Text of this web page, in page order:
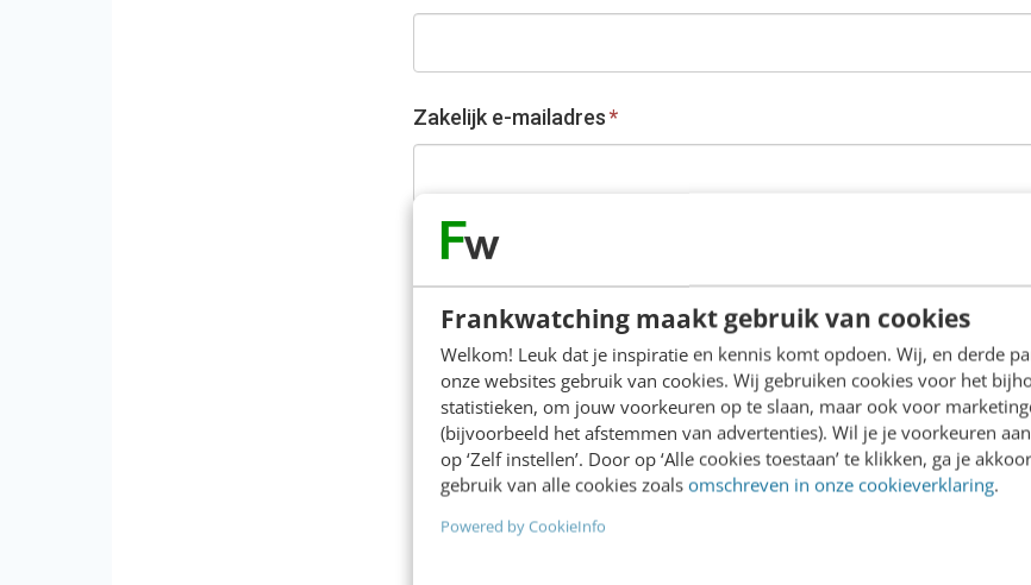
Frankwatching maakt gebruik van cookies
Welkom! Leuk dat je inspiratie en kennis komt opdoen. Wij, en derde
onze websites gebruik van cookies. Wij gebruiken cookies voor het
statistieken, om jouw voorkeuren op te slaan, maar ook voor
(bijvoorbeeld het afstemmen van advertenties). Wil je je voorkeuren
op ‘Zelf instellen’. Door op ‘Alle cookies toestaan’ te klikken, ga je
gebruik van alle cookies zoals omschreven in onze cookieverklaring.
Powered by CookieInfo
Zakelijk e-mailadres*
Functie*
Organisatie
Bedrijfsgrootte*